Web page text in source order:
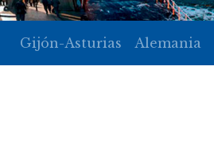
Gijón-Asturias Alemania